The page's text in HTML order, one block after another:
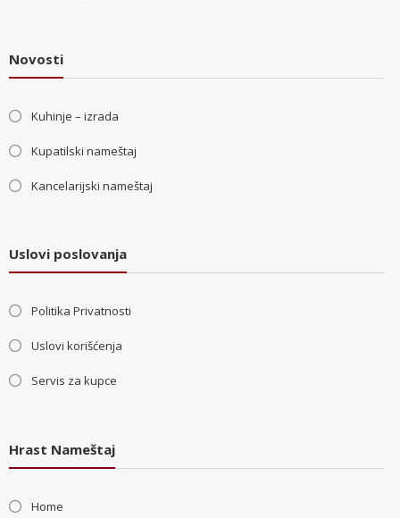
Novosti
Kuhinje – izrada
Kupatilski nameštaj
Kancelarijski nameštaj
Uslovi poslovanja
Politika Privatnosti
Uslovi korišćenja
Servis za kupce
Hrast Nameštaj
Home